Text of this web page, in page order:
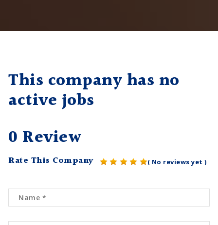
This company has no
active jobs
0 Review
Rate This Company ( No reviews yet )